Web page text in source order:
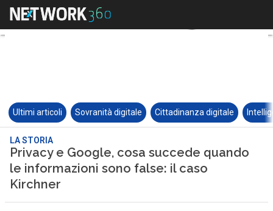
Ultimi articoli Sovranità digitale Cittadinanza digitale
LA STORIA
Privacy e Google, cosa succede quando
le informazioni sono false: il caso
Kirchner